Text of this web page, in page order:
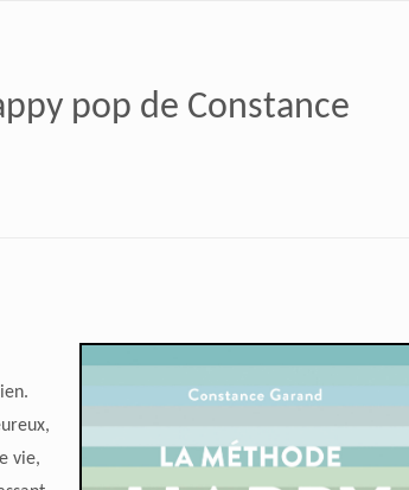
pop de Constance
vie,